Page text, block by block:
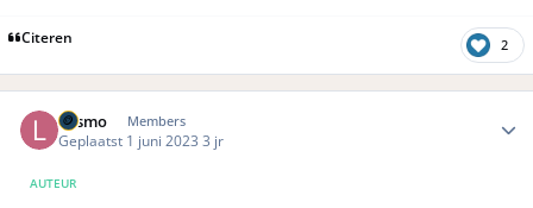
Citeren 2
Lasmo Members
Geplaatst 1 juni 2023 3 jr
AUTEUR